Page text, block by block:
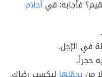
فأجابه: في أحلام
في الرّجل.
حجراً.